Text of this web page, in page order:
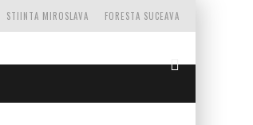
FORESTA SUCEAVA
STIINTA MIROSLAVA